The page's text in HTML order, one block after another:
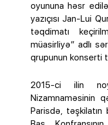
oyununa həsr
yazıçısı Jan-Lui
təqdimatı
müasirliyə” adlı
qrupunun konserti
2015-ci ilin
Nizamnaməsinin
Parisdə, təşkilatın